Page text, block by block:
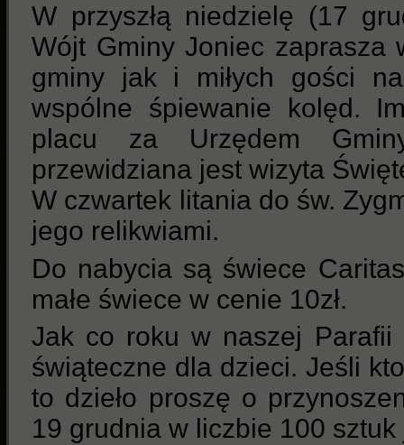
W przyszłą niedzielę (17
Wójt Gminy Joniec zaprasza
gminy jak i miłych gości
wspólne śpiewanie kolęd.
placu za Urzędem
przewidziana jest wizyta
W czwartek litania do św.
jego relikwiami.
Do nabycia są świece
małe świece w cenie 10zł.
Jak co roku w naszej Parafii
świąteczne dla dzieci. Jeśli
to dzieło proszę o
19 grudnia w liczbie 100